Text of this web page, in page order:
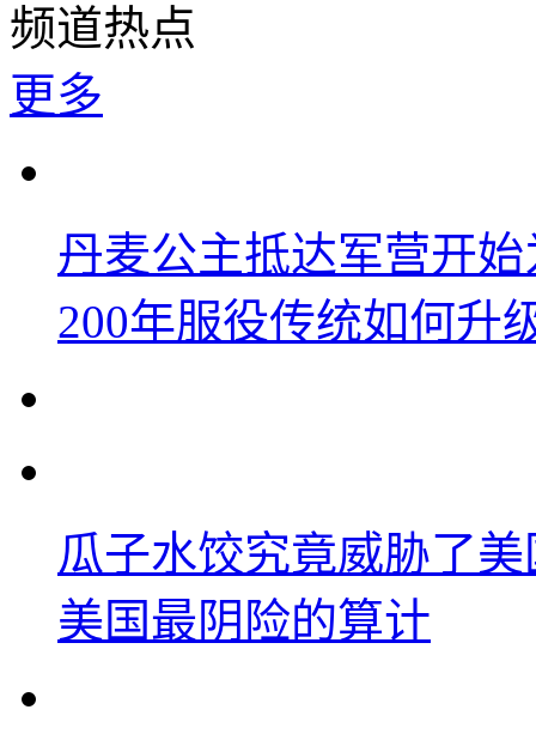
频道热点
更多
丹麦公主抵达军营开
200年服役传统如何升
瓜子水饺究竟威胁了
美国最阴险的算计